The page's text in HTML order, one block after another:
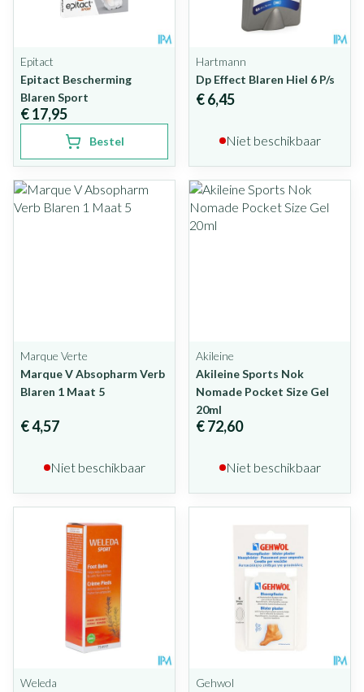
Epitact
Epitact Bescherming
Blaren Sport
€ 17,95
Bestel
Hartmann
Dp Effect Blaren Hiel 6 P/s
€ 6,45
Niet beschikbaar
Marque Verte
Marque V Absopharm Verb
Blaren 1 Maat 5
€ 4,57
Niet beschikbaar
Akileine
Akileine Sports Nok
Nomade Pocket Size Gel
20ml
€ 72,60
Niet beschikbaar
Weleda
Gehwol